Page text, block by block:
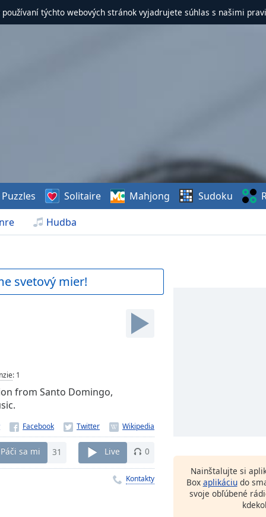
používaní týchto webových stránok vyjadrujete súhlas s našimi
Hudba
Puzzles Solitaire Mahjong Sudoku
svetový mier!
: 1
from Santo Domingo,
Páči sa mi 31 Live 0
Kontakty
Nainštalujte si
Box aplikáciudo
svoje obľúbené